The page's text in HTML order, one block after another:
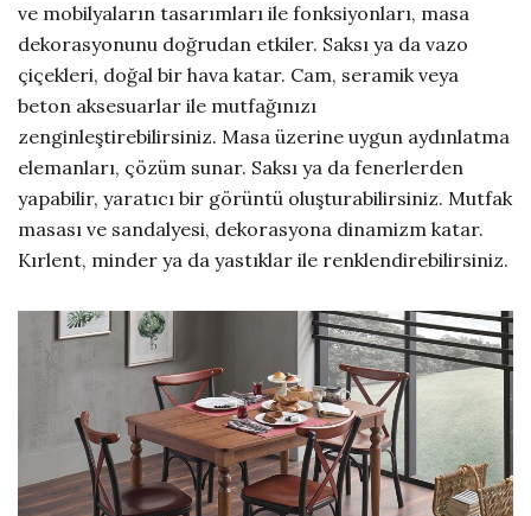
ve mobilyaların tasarımları ile fonksiyonları, masa
dekorasyonunu doğrudan etkiler. Saksı ya da vazo
çiçekleri, doğal bir hava katar. Cam, seramik veya
beton aksesuarlar ile mutfağınızı
zenginleştirebilirsiniz. Masa üzerine uygun aydınlatma
elemanları, çözüm sunar. Saksı ya da fenerlerden
yapabilir, yaratıcı bir görüntü oluşturabilirsiniz. Mutfak
masası ve sandalyesi, dekorasyona dinamizm katar.
Kırlent, minder ya da yastıklar ile renklendirebilirsiniz.